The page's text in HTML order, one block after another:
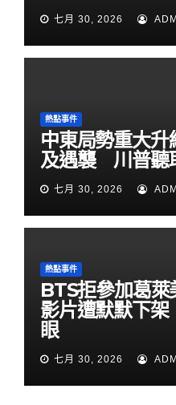
七月 30, 2026
熱點事件
中東局勢重大
及遇襲 川普聽
七月 30, 2026
熱點事件
BTS拒參加葛
影片遭默默下
眼
七月 30, 2026